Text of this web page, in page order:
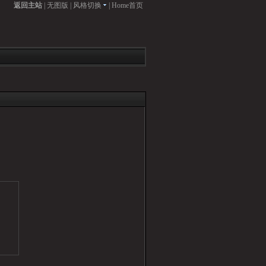
返回主站 无图版 风格切换 Home首页